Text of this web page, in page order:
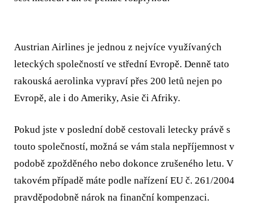
Austrian Airlines je jednou z nejvíce využívaných
leteckých společností ve střední Evropě. Denně tato
rakouská aerolinka vypraví přes 200 letů nejen po
Evropě, ale i do Ameriky, Asie či Afriky.
Pokud jste v poslední době cestovali letecky právě s
touto společností, možná se vám stala nepříjemnost v
podobě zpožděného nebo dokonce zrušeného letu. V
takovém případě máte podle nařízení EU č. 261/2004
pravděpodobně nárok na finanční kompenzaci.